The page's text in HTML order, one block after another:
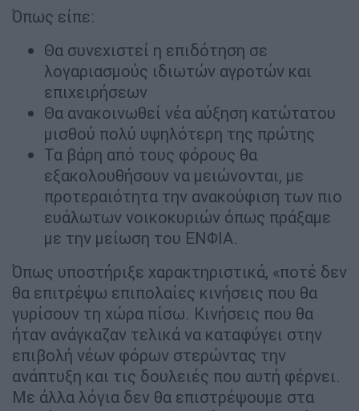
Όπως είπε:
Θα συνεχιστεί η επιδότηση σε
λογαριασμούς ιδιωτών αγροτών και
επιχειρήσεων
Θα ανακοινωθεί νέα αύξηση κατώτατου
μισθού πολύ υψηλότερη της πρώτης
Τα βάρη από τους φόρους θα
εξακολουθήσουν να μειώνονται, με
προτεραιότητα την ανακούφιση των πιο
ευάλωτων νοικοκυριών όπως πράξαμε
με την μείωση του ΕΝΦΙΑ.
Όπως υποστήριξε χαρακτηριστικά, «ποτέ δεν
θα επιτρέψω επιπολαίες κινήσεις που θα
γυρίσουν τη χώρα πίσω. Κινήσεις που θα
ήταν ανάγκαζαν τελικά να καταφύγει στην
επιβολή νέων φόρων στερώντας την
ανάπτυξη και τις δουλειές που αυτή φέρνει.
Με άλλα λόγια δεν θα επιστρέψουμε στα